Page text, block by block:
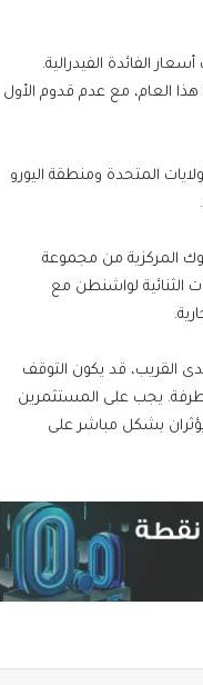
الفائدة الفيدرالية.
العام، مع عدم قدوم الأول
المتحدة ومنطقة اليورو
المركزية من مجموعة
الثنائية لواشنطن مع
القريب، قد يكون التوقف
يجب على المستثمرين
يؤثران بشكل مباشر على